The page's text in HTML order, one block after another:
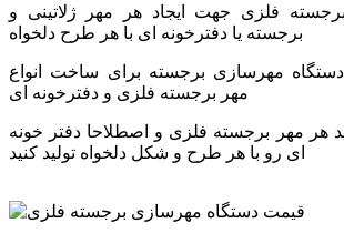
فلزی جهت ایجاد هر مهر ژلاتینی و
برجسته یا دفترخونه ای با هر طرح دلخواه
دستگاه مهرسازی برجسته برای ساخت انواع
مهر برجسته فلزی و دفترخونه ای
هر مهر برجسته فلزی و اصطلاحا دفتر خونه
ای رو با هر طرح و شکل دلخواه تولید کنید